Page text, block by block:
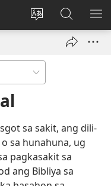
Ilisi
pinulongan
sa
site
Log
ug
Pangitaa
sa
JW.ORG
sa sakit, ang dili-
sa hunahuna, ug
pagkasakit sa
ang Bibliya sa